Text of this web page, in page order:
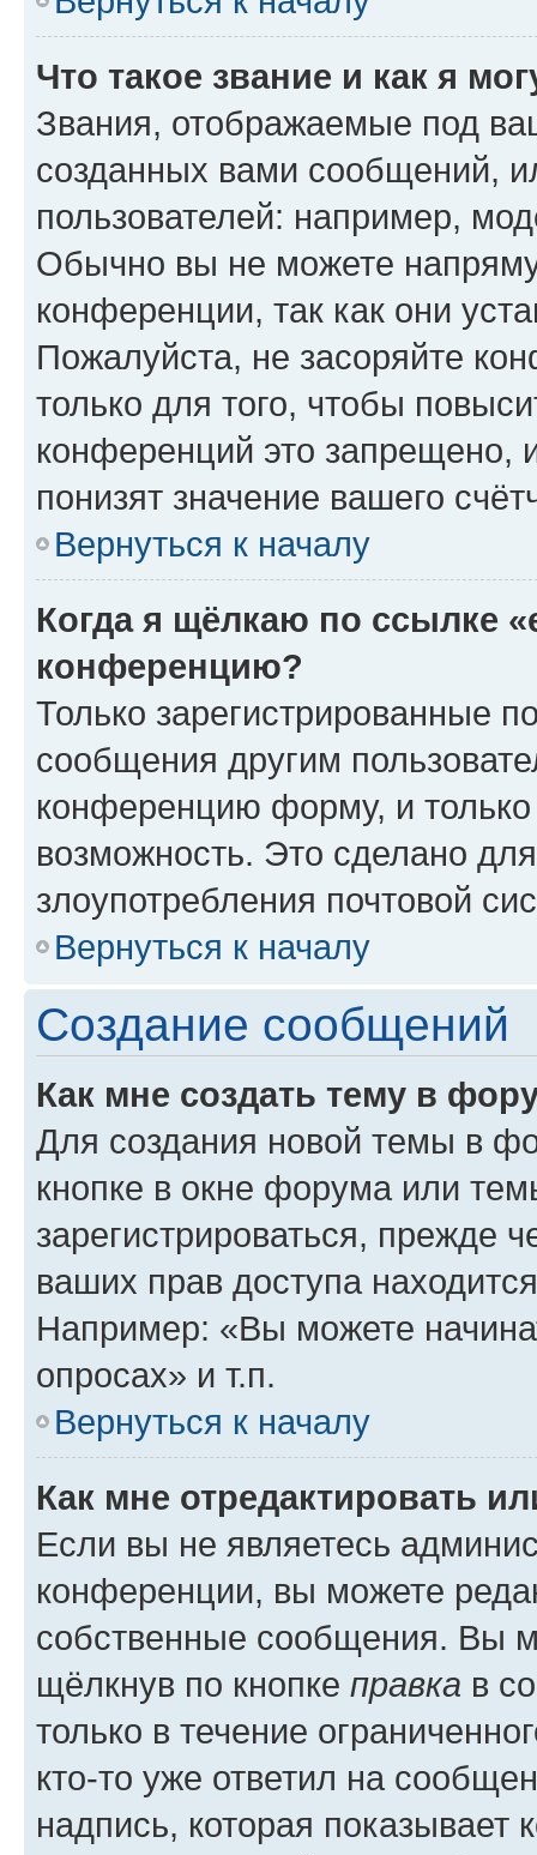
Что такое звание и как я
Звания, отображаемые под
созданных вами сообщений,
пользователей: например,
Обычно вы не можете
конференции, так как они
Пожалуйста, не засоряйте
только для того, чтобы
конференций это запрещено,
понизят значение вашего
Вернуться к началу
Когда я щёлкаю по ссылке
конференцию?
Только зарегистрированные
сообщения другим
конференцию форму, и
возможность. Это сделано
злоупотребления почтовой
Вернуться к началу
Создание сообщений
Как мне создать тему в
Для создания новой темы в
кнопке в окне форума или
зарегистрироваться, прежде
ваших прав доступа
Например: «Вы можете
опросах» и т.п.
Вернуться к началу
Как мне отредактировать
Если вы не являетесь
конференции, вы можете
собственные сообщения. Вы
щёлкнув по кнопке правка в
только в течение
кто-то уже ответил на
надпись, которая показывает